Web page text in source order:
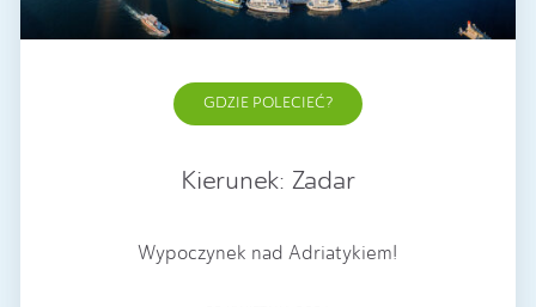
GDZIE POLECIEĆ?
Kierunek: Zadar
Wypoczynek nad Adriatykiem!